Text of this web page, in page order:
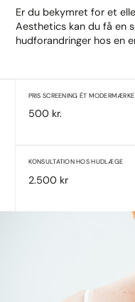
Er du bekymret for et
Aesthetics kan du få en
hudforandringer hos en
PRIS SCREENING ÉT MODERMÆRKE
500 kr.
KONSULTATION HOS HUDLÆGE
2.500 kr